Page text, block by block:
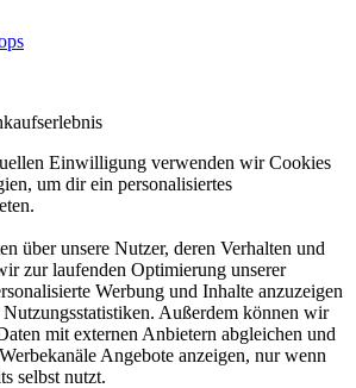
Einwilligung verwenden wir Cookies
um dir ein personalisiertes
über unsere Nutzer, deren Verhalten und
zur laufenden Optimierung unserer
Werbung und Inhalte anzuzeigen
Außerdem können wir
mit externen Anbietern abgleichen und
Angebote anzeigen, nur wenn
selbst nutzt.